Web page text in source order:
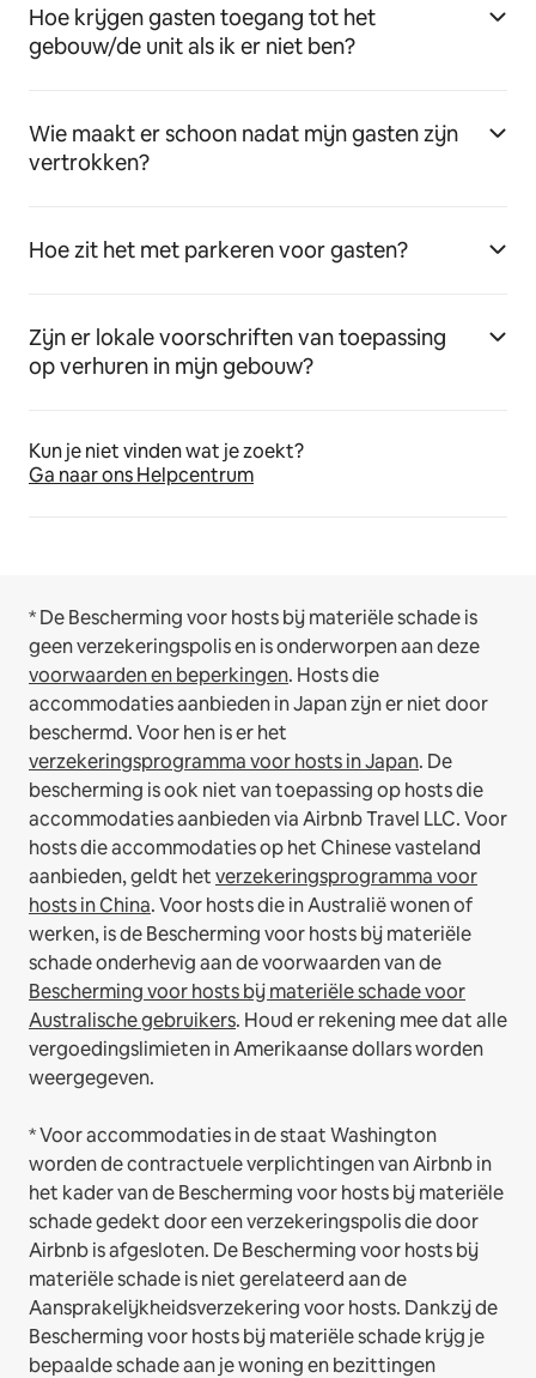
Hoe krijgen gasten toegang tot het
gebouw/de unit als ik er niet ben?
Wie maakt er schoon nadat mijn gasten zijn
vertrokken?
Hoe zit het met parkeren voor gasten?
Zijn er lokale voorschriften van toepassing
op verhuren in mijn gebouw?
Kun je niet vinden wat je zoekt?
Ga naar ons Helpcentrum
* De Bescherming voor hosts bij materiële schade is
geen verzekeringspolis en is onderworpen aan deze
voorwaarden en beperkingen. Hosts die
accommodaties aanbieden in Japan zijn er niet door
beschermd. Voor hen is er het
verzekeringsprogramma voor hosts in Japan. De
bescherming is ook niet van toepassing op hosts die
accommodaties aanbieden via Airbnb Travel LLC.Voor
hosts die accommodaties op het Chinese vasteland
aanbieden, geldt hetverzekeringsprogramma voor
hosts in China.Voor hosts die in Australië wonen of
werken, is de Bescherming voor hosts bij materiële
schade onderhevig aan de voorwaarden van de
Bescherming voor hosts bij materiële schade voor
Australische gebruikers. Houd er rekening mee dat alle
vergoedingslimieten in Amerikaanse dollars worden
weergegeven.
* Voor accommodaties in de staat Washington
worden de contractuele verplichtingen van Airbnb in
het kader van de Bescherming voor hosts bij materiële
schade gedekt door een verzekeringspolis die door
Airbnb is afgesloten. De Bescherming voor hosts bij
materiële schade is niet gerelateerd aan de
Aansprakelijkheidsverzekering voor hosts. Dankzij de
Bescherming voor hosts bij materiële schade krijg je
bepaalde schade aan je woning en bezittingen